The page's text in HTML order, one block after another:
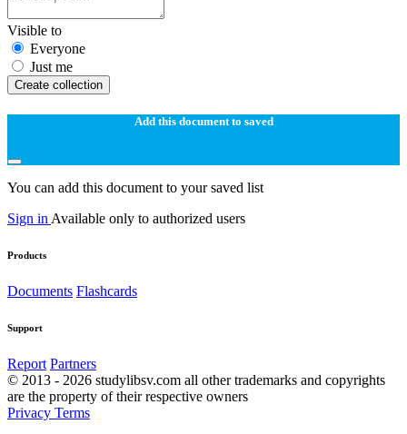
Visible to
Everyone
Just me
Create collection
Add this document to saved
You can add this document to your saved list
Sign in Available only to authorized users
Products
Documents Flashcards
Support
Report Partners
© 2013 - 2026 studylibsv.com all other trademarks and copyrights
are the property of their respective owners
Privacy Terms